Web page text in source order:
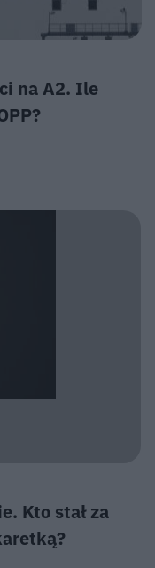
na A2. Ile
Kto stał za